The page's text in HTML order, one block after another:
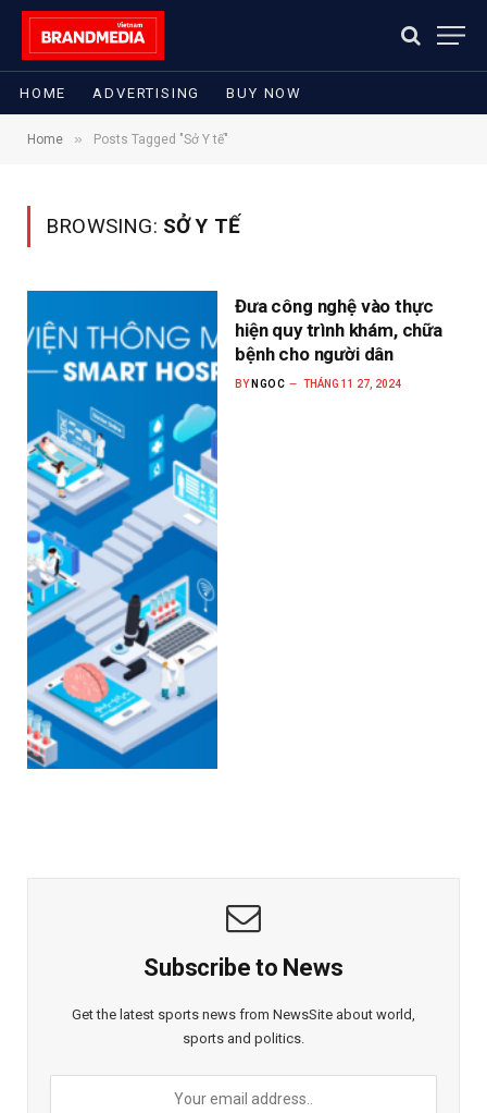
HOME ADVERTISING BUY NOW
Home » Posts Tagged "Sở Y tế"
BROWSING: SỞ Y TẾ
Đưa công nghệ vào thực
hiện quy trình khám, chữa
bệnh cho người dân
BY NGOC THÁNG 11 27, 2024
Subscribe to News
Get the latest sports news from NewsSite about world,
sports and politics.